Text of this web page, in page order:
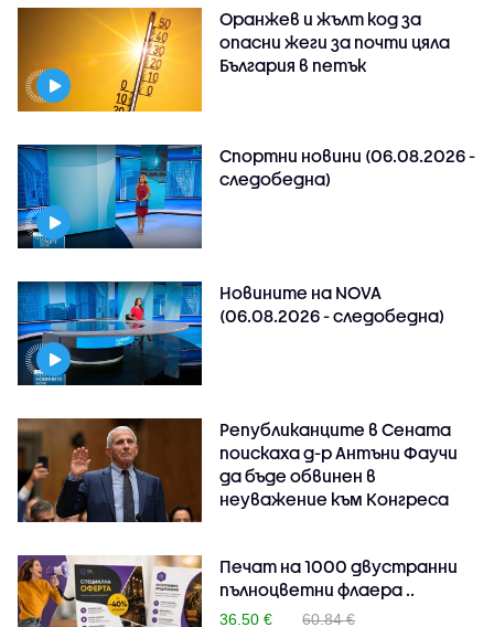
Оранжев и жълт код за
опасни жеги за почти цяла
България в петък
Спортни новини (06.08.2026 -
следобедна)
Новините на NOVA
(06.08.2026 - следобедна)
Републиканците в Сената
поискаха д-р Антъни Фаучи
да бъде обвинен в
неуважение към Конгреса
Печат на 1000 двустранни
пълноцветни флаера ..
36.50 € 60.84 €